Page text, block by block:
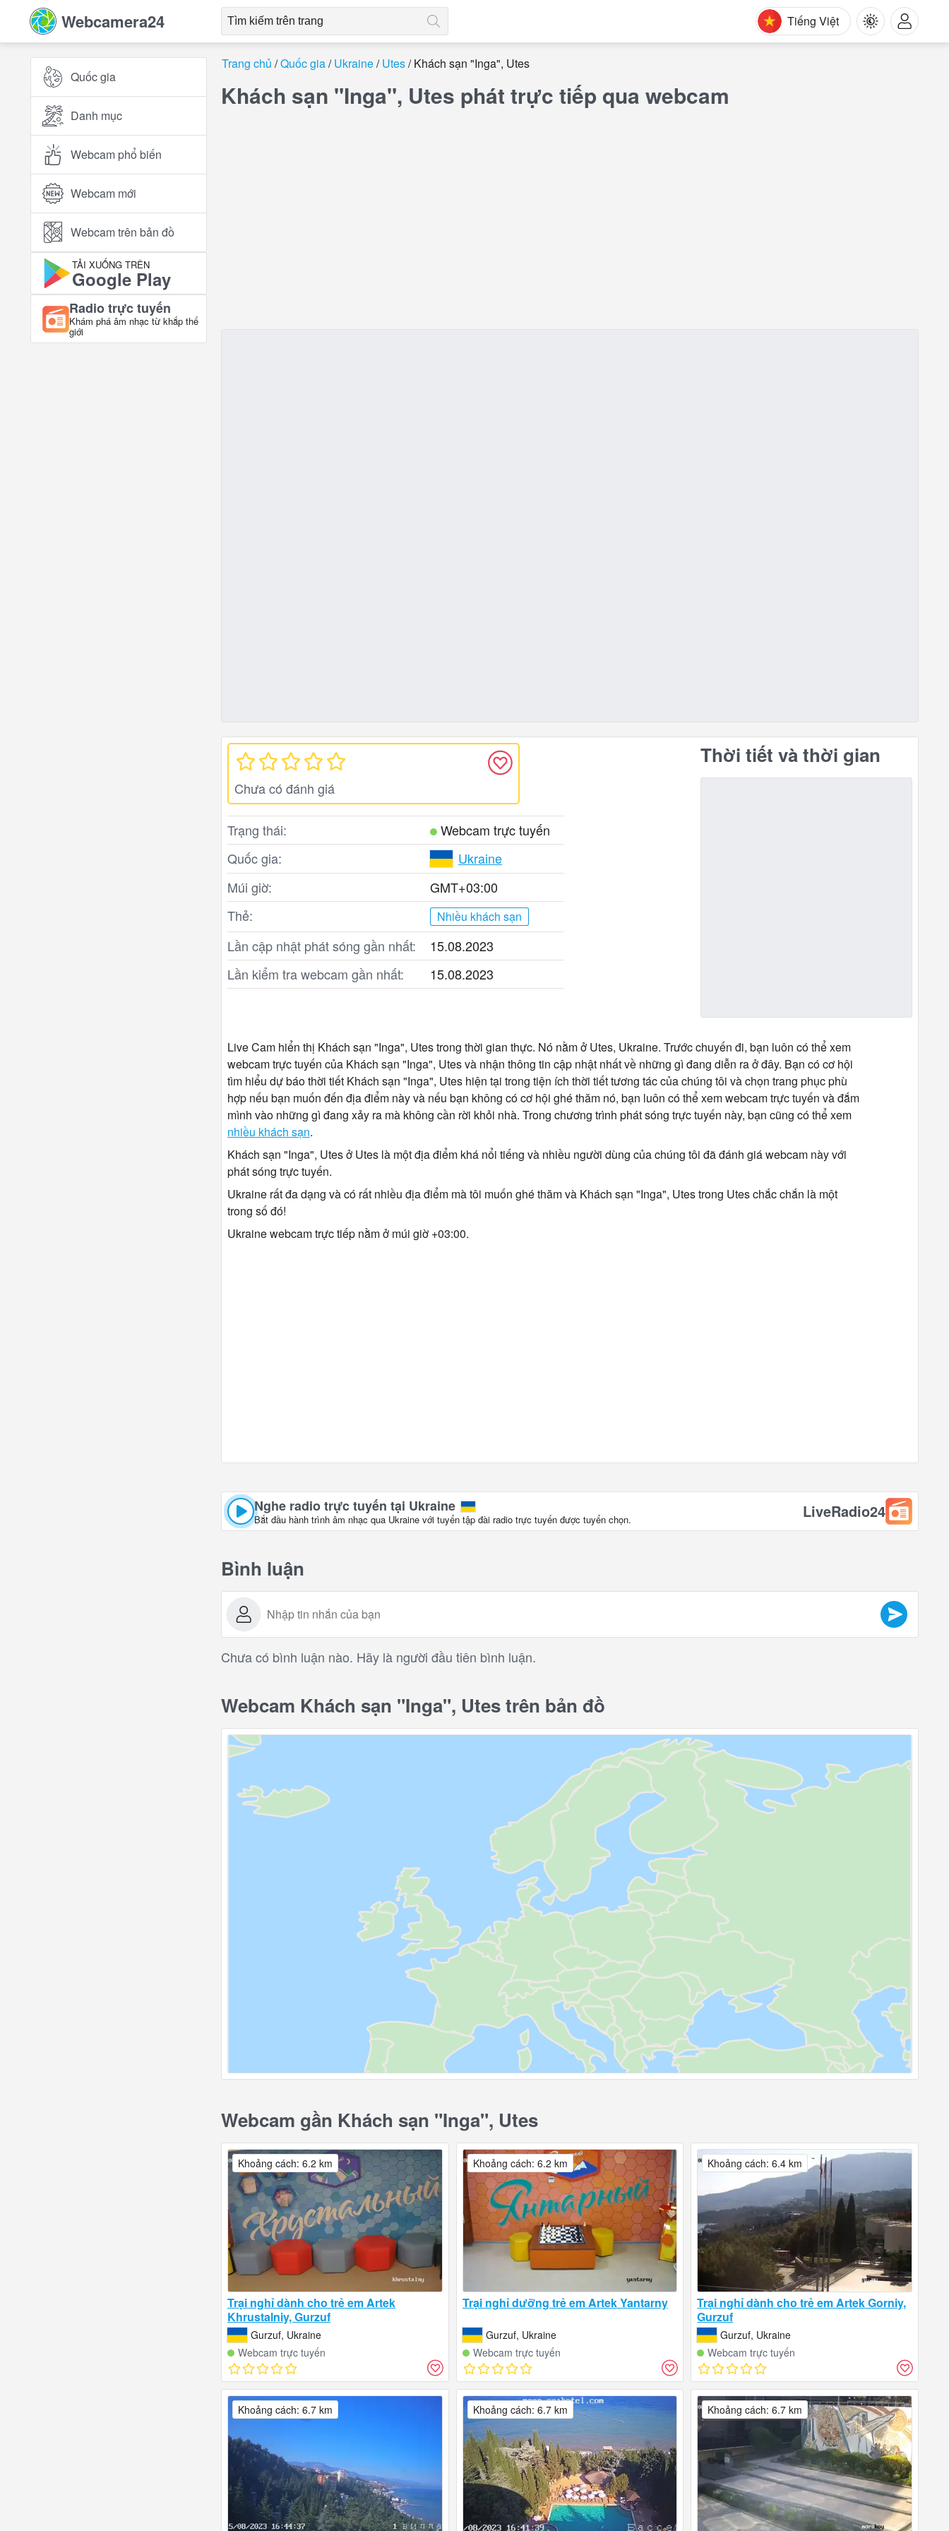
Webcamera24 Tiếng Việt
Quốc gia
Danh mục
Webcam phổ biến
Webcam mới
Webcam trên bản đồ
TẢI XUỐNG TRÊN
Google Play
Radio trực tuyến
Khám phá âm nhạc từ khắp thế
giới
Trang chủ Quốc gia Ukraine Utes Khách sạn "Inga", Utes
Khách sạn "Inga", Utes phát trực tiếp qua webcam
Chưa có đánh giá
Trạng thái:
Webcam trực tuyến
Quốc gia:
Ukraine
Múi giờ:
GMT+03:00
Thẻ:
Nhiều khách sạn
Lần cập nhật phát sóng gần nhất:
15.08.2023
Lần kiểm tra webcam gần nhất:
15.08.2023
Thời tiết và thời gian
Live Cam hiển thị Khách sạn "Inga", Utes trong thời gian thực. Nó nằm ở Utes, Ukraine. Trước chuyến đi, bạn luôn có thể xem
webcam trực tuyến của Khách sạn "Inga", Utes và nhận thông tin cập nhật nhất về những gì đang diễn ra ở đây. Bạn có cơ hội
tìm hiểu dự báo thời tiết Khách sạn "Inga", Utes hiện tại trong tiện ích thời tiết tương tác của chúng tôi và chọn trang phục phù
hợp nếu bạn muốn đến địa điểm này và nếu bạn không có cơ hội ghé thăm nó, bạn luôn có thể xem webcam trực tuyến và đắm
mình vào những gì đang xảy ra mà không cần rời khỏi nhà. Trong chương trình phát sóng trực tuyến này, bạn cũng có thể xem
nhiều khách sạn.
Khách sạn "Inga", Utes ở Utes là một địa điểm khá nổi tiếng và nhiều người dùng của chúng tôi đã đánh giá webcam này với
phát sóng trực tuyến.
Ukraine rất đa dạng và có rất nhiều địa điểm mà tôi muốn ghé thăm và Khách sạn "Inga", Utes trong Utes chắc chắn là một
trong số đó!
Ukraine webcam trực tiếp nằm ở múi giờ +03:00.
Nghe radio trực tuyến tại Ukraine
Bắt đầu hành trình âm nhạc qua Ukraine với tuyển tập đài radio trực tuyến được tuyển chọn. LiveRadio24
Bình luận
Chưa có bình luận nào. Hãy là người đầu tiên bình luận.
Webcam Khách sạn "Inga", Utes trên bản đồ
Webcam gần Khách sạn "Inga", Utes
Trại nghỉ dành cho trẻ em Artek
Khrustalniy, Gurzuf
Gurzuf, Ukraine
Webcam trực tuyến
Khoảng cách: 6.2 km
Trại nghỉ dưỡng trẻ em Artek Yantarny
Gurzuf, Ukraine
Webcam trực tuyến
Khoảng cách: 6.2 km
Trại nghỉ dành cho trẻ em Artek Gorniy,
Gurzuf
Gurzuf, Ukraine
Webcam trực tuyến
Khoảng cách: 6.4 km
Khoảng cách: 6.7 km Khoảng cách: 6.7 km Khoảng cách: 6.7 km